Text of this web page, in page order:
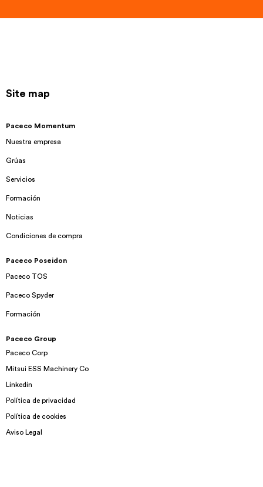
Site map
Paceco Momentum
Nuestra empresa
Grúas
Servicios
Formación
Noticias
Condiciones de compra
Paceco Poseidon
Paceco TOS
Paceco Spyder
Formación
Paceco Group
Paceco Corp
Mitsui ESS Machinery Co
Linkedin
Política de privacidad
Política de cookies
Aviso Legal